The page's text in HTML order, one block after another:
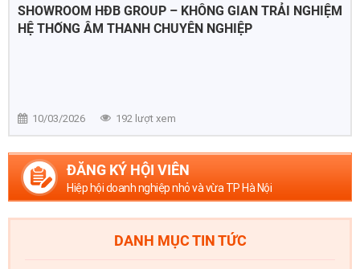
SHOWROOM HĐB GROUP – KHÔNG GIAN TRẢI NGHIỆM
HỆ THỐNG ÂM THANH CHUYÊN NGHIỆP
10/03/2026 192 lượt xem
ĐĂNG KÝ HỘI VIÊN
Hiệp hội doanh nghiệp nhỏ và vừa TP Hà Nội
DANH MỤC TIN TỨC